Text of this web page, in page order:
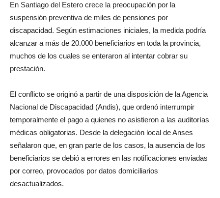
En Santiago del Estero crece la preocupación por la
suspensión preventiva de miles de pensiones por
discapacidad. Según estimaciones iniciales, la medida podría
alcanzar a más de 20.000 beneficiarios en toda la provincia,
muchos de los cuales se enteraron al intentar cobrar su
prestación.
El conflicto se originó a partir de una disposición de la Agencia
Nacional de Discapacidad (Andis), que ordenó interrumpir
temporalmente el pago a quienes no asistieron a las auditorías
médicas obligatorias. Desde la delegación local de Anses
señalaron que, en gran parte de los casos, la ausencia de los
beneficiarios se debió a errores en las notificaciones enviadas
por correo, provocados por datos domiciliarios
desactualizados.